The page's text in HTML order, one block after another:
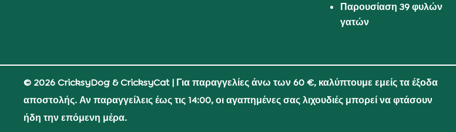
Παρουσίαση 39 φυλών
γατών
© 2026 CricksyDog & CricksyCat| Για παραγγελίες άνω των 60 €, καλύπτουμε εμείς τα έξοδα
αποστολής. Αν παραγγείλεις έως τις 14:00, οι αγαπημένες σας λιχουδιές μπορεί να φτάσουν
ήδη την επόμενη μέρα.